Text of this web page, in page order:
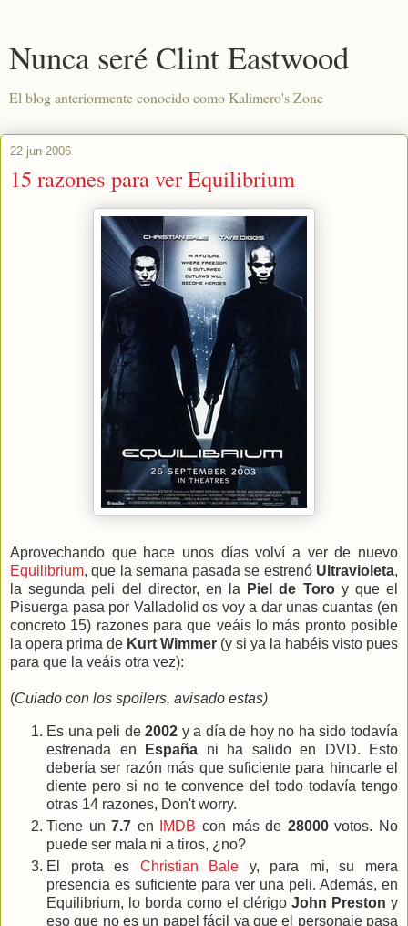
Nunca seré Clint Eastwood
El blog anteriormente conocido como Kalimero's Zone
22 jun 2006
15 razones para ver Equilibrium
Aprovechando que hace unos días volví a ver de nuevo
Equilibrium, que la semana pasada se estrenó Ultravioleta,
la segunda peli del director, en la
Piel de Toroy que el
Pisuerga pasa por Valladolid os voy a dar unas cuantas (en
concreto 15) razones para que veáis lo más pronto posible
la opera prima de Kurt Wimmer (y si ya la habéis visto pues
para que la veáis otra vez):
(Cuiado con los spoilers, avisado estas)
Es una peli de2002 y a día de hoy no ha sido todavía
estrenada en
España ni ha salido en DVD. Esto
debería ser razón más que suficiente para hincarle el
diente pero si no te convence del todo todavía tengo
otras 14 razones, Don't worry.
Tiene un7.7 en IMDB con más de 28000votos. No
puede ser mala ni a tiros, ¿no?
El prota es Christian Bale y, para mi, su mera
presencia es suficiente para ver una peli. Además, en
Equilibrium, lo borda como el clérigo John Preston y
eso que no es un papel fácil ya que el personaje pasa